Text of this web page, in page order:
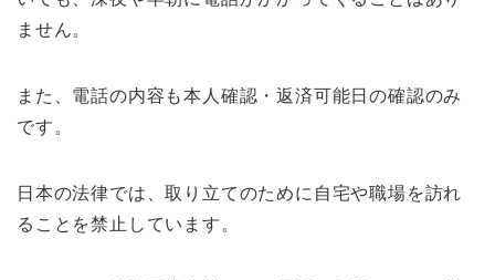
ません。
また、電話の内容も本人確認・返済可能日の確認のみ
です。
日本の法律では、取り立てのために自宅や職場を訪れ
ることを禁止しています。